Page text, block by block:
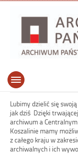
Górne
Otwórz
główne
Lubimy dzielić się
jak dziś Dzięki
archiwum a
Koszalinie mamy
z całego kraju w
archiwalnych i ich